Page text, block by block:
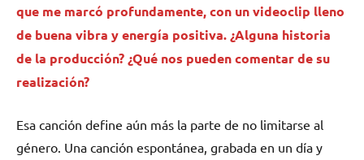
que me marcó profundamente, con un videoclip lleno
de buena vibra y energía positiva. ¿Alguna historia
de la producción? ¿Qué nos pueden comentar de su
realización?
Esa canción define aún más la parte de no limitarse al
género. Una canción espontánea, grabada en un día y